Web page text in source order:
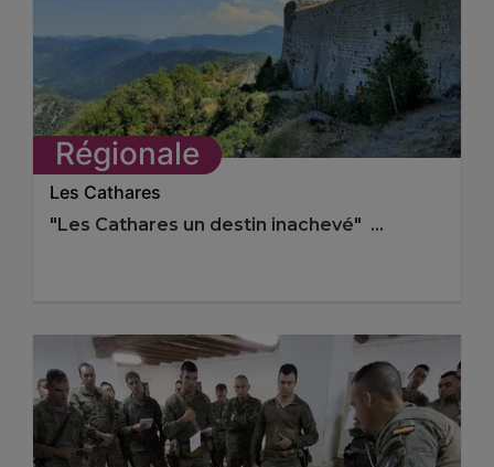
Régionale
Les Cathares
"Les Cathares un destin inachevé" ...